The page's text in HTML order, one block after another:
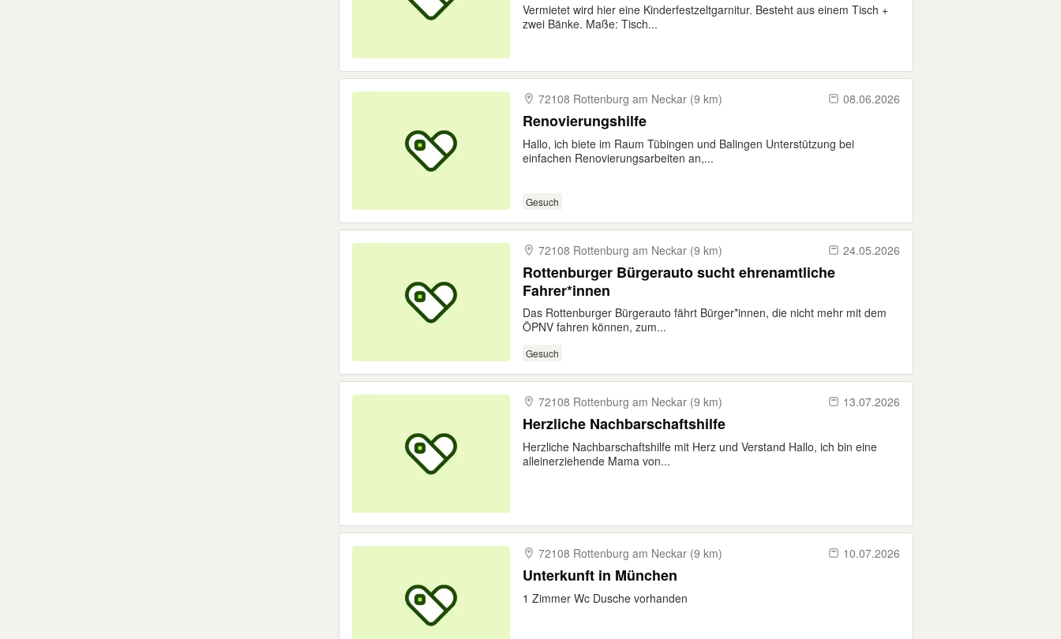
Vermietet wird hier eine Kinderfestzeltgarnitur. Besteht aus einem Tisch +
zwei Bänke. Maße: Tisch...
72108 Rottenburg am Neckar (9 km) 08.06.2026
Renovierungshilfe
Hallo, ich biete im Raum Tübingen und Balingen Unterstützung bei
einfachen Renovierungsarbeiten an,...
Gesuch
72108 Rottenburg am Neckar (9 km) 24.05.2026
Rottenburger Bürgerauto sucht ehrenamtliche
Fahrer*innen
Das Rottenburger Bürgerauto fährt Bürger*innen, die nicht mehr mit dem
ÖPNV fahren können, zum...
Gesuch
72108 Rottenburg am Neckar (9 km) 13.07.2026
Herzliche Nachbarschaftshilfe
Herzliche Nachbarschaftshilfe mit Herz und Verstand Hallo, ich bin eine
alleinerziehende Mama von...
72108 Rottenburg am Neckar (9 km) 10.07.2026
Unterkunft in München
1 Zimmer Wc Dusche vorhanden